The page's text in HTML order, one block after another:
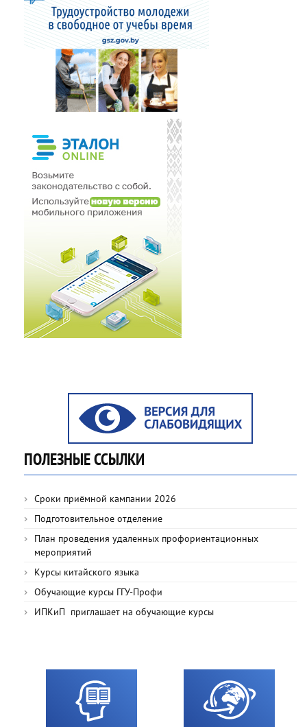
ПОЛЕЗНЫЕ ССЫЛКИ
Сроки приёмной кампании 2026
Подготовительное отделение
План проведения удаленных профориентационных
мероприятий
Курсы китайского языка
Обучающие курсы ГГУ-Профи
ИПКиП приглашает на обучающие курсы